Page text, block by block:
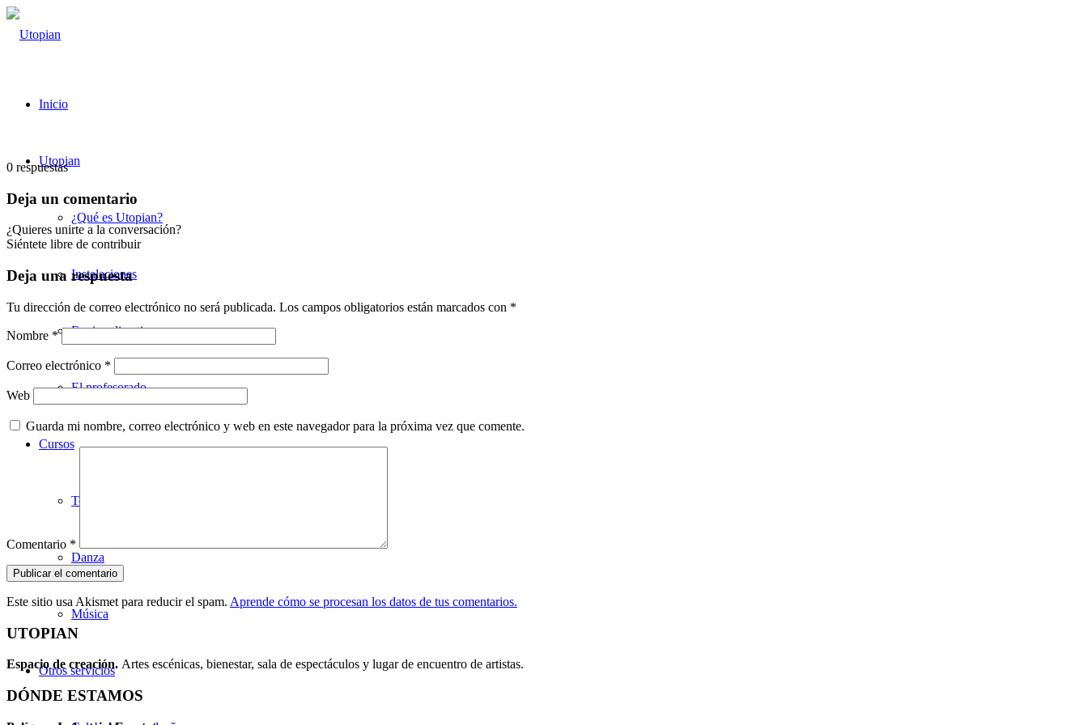
Inicio
Utopian
¿Qué es Utopian?
Instalaciones
Equipo directivo
El profesorado
Cursos
Teatro
Danza
Música
Otros servicios
0 respuestas
Deja un comentario
¿Quieres unirte a la conversación?
Siéntete libre de contribuir
Deja una respuesta
Tu dirección de correo electrónico no será publicada. Los campos obligatorios están marcados con *
Nombre *
Correo electrónico *
Web
Guarda mi nombre, correo electrónico y web en este navegador para la próxima vez que comente.
Comentario *
Este sitio usa Akismet para reducir el spam. Aprende cómo se procesan los datos de tus comentarios.
UTOPIAN
Espacio de creación. Artes escénicas, bienestar, sala de espectáculos y lugar de encuentro de artistas.
DÓNDE ESTAMOS